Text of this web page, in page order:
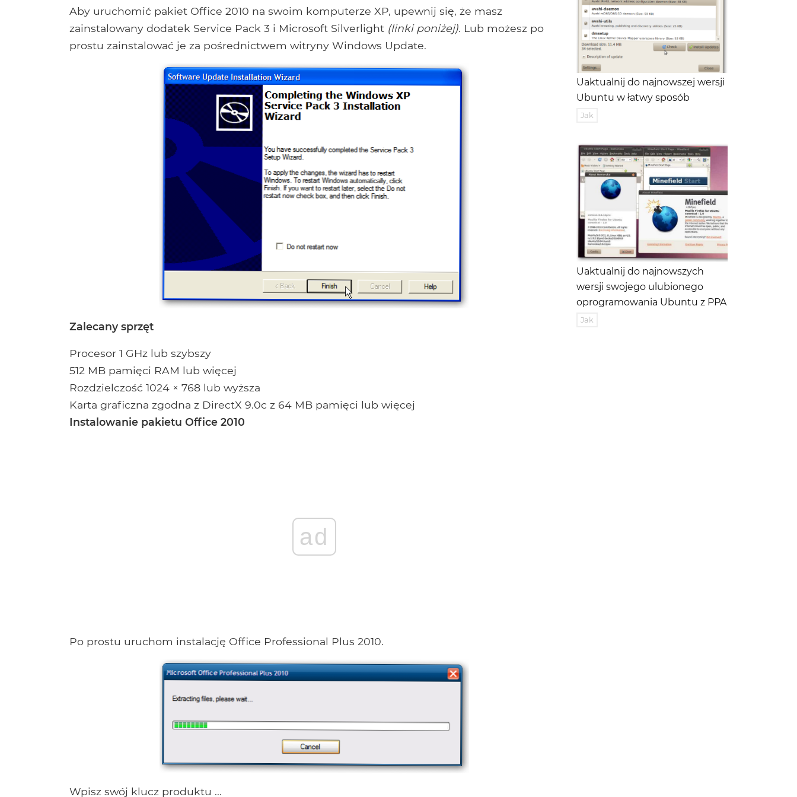
Aby uruchomić pakiet Office 2010 na swoim komputerze XP, upewnij się, że masz
zainstalowany dodatek Service Pack 3 i Microsoft Silverlight (linki poniżej). Lub możesz po
prostu zainstalować je za pośrednictwem witryny Windows Update.
Zalecany sprzęt
Procesor 1 GHz lub szybszy
512 MB pamięci RAM lub więcej
Rozdzielczość 1024 × 768 lub wyższa
Karta graficzna zgodna z DirectX 9.0c z 64 MB pamięci lub więcej
Instalowanie pakietu Office 2010
ad
Po prostu uruchom instalację Office Professional Plus 2010.
Wpisz swój klucz produktu ...
Uaktualnij do najnowszej wersji
Ubuntu w łatwy sposób
Jak
Uaktualnij do najnowszych
wersji swojego ulubionego
oprogramowania Ubuntu z PPA
Jak